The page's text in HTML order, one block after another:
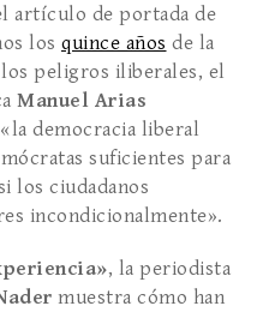
artículo de portada de
los quince años de la
los peligros iliberales, el
Manuel Arias
democracia liberal
suficientes para
los ciudadanos
incondicionalmente».
, la periodista
muestra cómo han